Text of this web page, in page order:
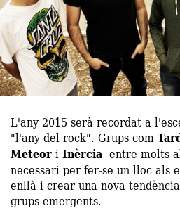
L'any 2015 serà recordat a
"l'any del rock". Grups com
MeteoriInèrcia-entre molts
necessari per fer-se un lloc als
enllà i crear una nova
grups emergents.